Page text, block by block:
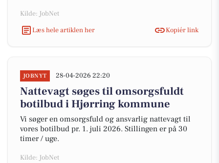
Kilde: JobNet
Læs hele artiklen her
Kopiér link
JOBNYT 28-04-2026 22:20
Nattevagt søges til omsorgsfuldt
botilbud i Hjørring kommune
Vi søger en omsorgsfuld og ansvarlig nattevagt til
vores botilbud pr. 1. juli 2026. Stillingen er på 30
timer / uge.
Kilde: JobNet